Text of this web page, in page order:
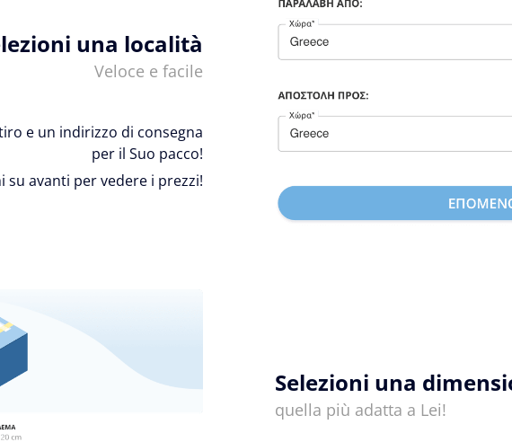
una località
Veloce e facile
e un indirizzo di consegna
per il Suo pacco!
su avanti per vedere i prezzi!
Selezioni una
quella più adatta a Lei!